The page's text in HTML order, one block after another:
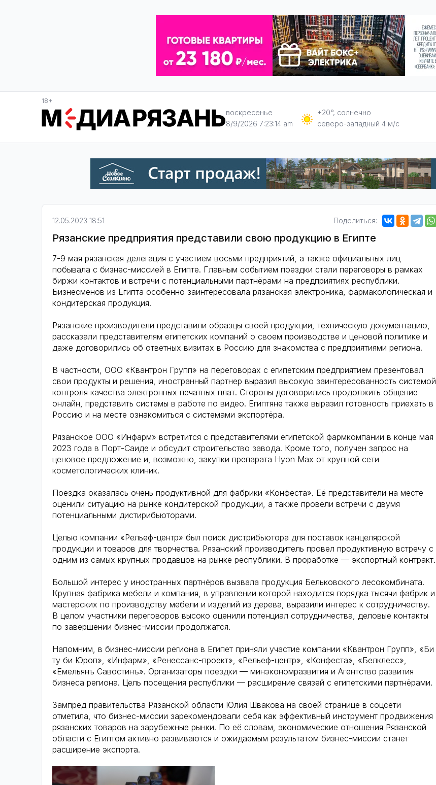
18+
воскресенье
8/9/2026 7:23:15 am
+20°, солнечно
северо-западный 4 м/с
12.05.2023 18:51 Поделиться:
Рязанские предприятия представили свою продукцию в Египте
7-9 мая рязанская делегация с участием восьми предприятий, а также официальных лиц
побывала с бизнес-миссией в Египте. Главным событием поездки стали переговоры в рамках
биржи контактов и встречи с потенциальными партнёрами на предприятиях республики.
Бизнесменов из Египта особенно заинтересовала рязанская электроника, фармакологическая и
кондитерская продукция.
Рязанские производители представили образцы своей продукции, техническую документацию,
рассказали представителям египетских компаний о своем производстве и ценовой политике и
даже договорились об ответных визитах в Россию для знакомства с предприятиями региона.
В частности, ООО «Квантрон Групп» на переговорах с египетским предприятием презентовал
свои продукты и решения, иностранный партнер выразил высокую заинтересованность системой
контроля качества электронных печатных плат. Стороны договорились продолжить общение
онлайн, представить системы в работе по видео. Египтяне также выразил готовность приехать в
Россию и на месте ознакомиться с системами экспортёра.
Рязанское ООО «Инфарм» встретится с представителями египетской фармкомпании в конце мая
2023 года в Порт-Саиде и обсудит строительство завода. Кроме того, получен запрос на
ценовое предложение и, возможно, закупки препарата Hyon Max от крупной сети
косметологических клиник.
Поездка оказалась очень продуктивной для фабрики «Конфеста». Её представители на месте
оценили ситуацию на рынке кондитерской продукции, а также провели встречи с двумя
потенциальными дистирибьюторами.
Целью компании «Рельеф-центр» был поиск дистрибьютора для поставок канцелярской
продукции и товаров для творчества. Рязанский производитель провел продуктивную встречу с
одним из самых крупных продавцов на рынке республики. В проработке — экспортный контракт.
Большой интерес у иностранных партнёров вызвала продукция Бельковского лесокомбината.
Крупная фабрика мебели и компания, в управлении которой находится порядка тысячи фабрик и
мастерских по производству мебели и изделий из дерева, выразили интерес к сотрудничеству.
В целом участники переговоров высоко оценили потенциал сотрудничества, деловые контакты
по завершении бизнес-миссии продолжатся.
Напомним, в бизнес-миссии региона в Египет приняли участие компании «Квантрон Групп», «Би
ту би Юроп», «Инфарм», «Ренессанс-проект», «Рельеф-центр», «Конфеста», «Белклесс»,
«Емельянъ Савостинъ». Организаторы поездки — минэкономразвития и Агентство развития
бизнеса региона. Цель посещения республики — расширение связей с египетскими партнёрами.
Зампред правительства Рязанской области Юлия Швакова на своей странице в соцсети
отметила, что бизнес-миссии зарекомендовали себя как эффективный инструмент продвижения
рязанских товаров на зарубежные рынки. По её словам, экономические отношения Рязанской
области с Египтом активно развиваются и ожидаемым результатом бизнес-миссии станет
расширение экспорта.